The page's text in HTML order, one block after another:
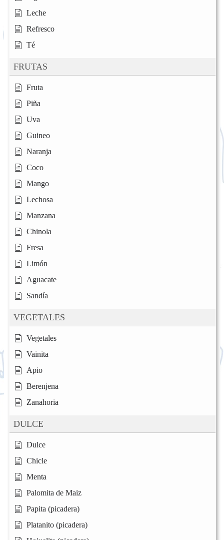
Leche
Refresco
Té
FRUTAS
Fruta
Piña
Uva
Guineo
Naranja
Coco
Mango
Lechosa
Manzana
Chinola
Fresa
Limón
Aguacate
Sandía
VEGETALES
Vegetales
Vainita
Apio
Berenjena
Zanahoria
DULCE
Dulce
Chicle
Menta
Palomita de Maiz
Papita (picadera)
Platanito (picadera)